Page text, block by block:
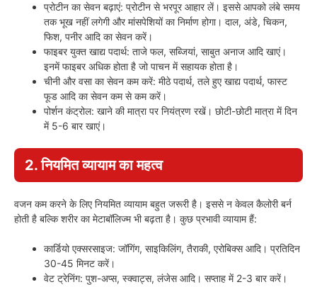
प्रोटीन का सेवन बढ़ाएं: प्रोटीन से भरपूर आहार लें। इससे आपको लंबे समय
तक भूख नहीं लगेगी और मांसपेशियों का निर्माण होगा। दाल, अंडे, चिकन,
फिश, पनीर आदि का सेवन करें।
फाइबर युक्त खाद्य पदार्थ: ताजे फल, सब्जियां, साबुत अनाज आदि खाएं।
इनमें फाइबर अधिक होता है जो पाचन में सहायक होता है।
चीनी और वसा का सेवन कम करें: मीठे पदार्थ, तले हुए खाद्य पदार्थ, फास्ट
फूड आदि का सेवन कम से कम करें।
पोर्शन कंट्रोल: खाने की मात्रा पर नियंत्रण रखें। छोटी-छोटी मात्रा में दिन
में 5-6 बार खाएं।
2. नियमित व्यायाम का महत्व
वजन कम करने के लिए नियमित व्यायाम बहुत जरूरी है। इससे न केवल कैलोरी बर्न
होती है बल्कि शरीर का मेटाबॉलिज्म भी बढ़ता है। कुछ प्रभावी व्यायाम हैं:
कार्डियो एक्सरसाइज: जॉगिंग, साइकिलिंग, तैराकी, एरोबिक्स आदि। प्रतिदिन
30-45 मिनट करें।
वेट ट्रेनिंग: पुश-अप्स, स्क्वाट्स, लंजेस आदि। सप्ताह में 2-3 बार करें।